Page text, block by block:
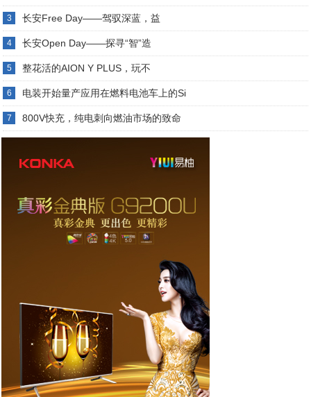
3 长安Free Day——驾驭深蓝，益
4 长安Open Day——探寻“智”造
5 整花活的AION Y PLUS，玩不
6 电装开始量产应用在燃料电池车上的Si
7 800V快充，纯电刺向燃油市场的致命